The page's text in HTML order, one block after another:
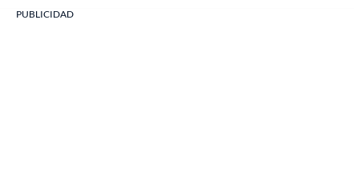
PUBLICIDAD